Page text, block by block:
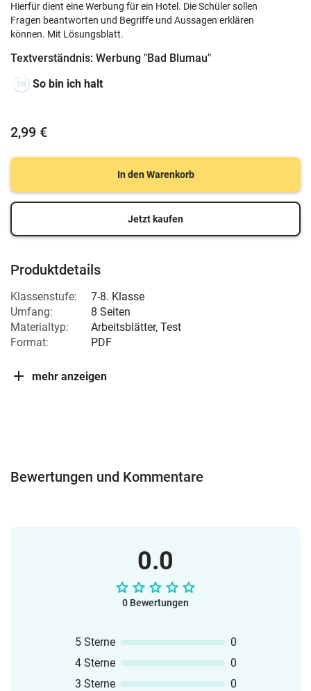
Hierfür dient eine Werbung für ein Hotel. Die Schüler sollen
Fragen beantworten und Begriffe und Aussagen erklären
können. Mit Lösungsblatt.
Textverständnis: Werbung "Bad Blumau"
So bin ich halt
2,99 €
In den Warenkorb
Jetzt kaufen
Produktdetails
Klassenstufe:
7-8. Klasse
Umfang:
8 Seiten
Materialtyp:
Arbeitsblätter, Test
Format:
PDF
mehr anzeigen
Bewertungen und Kommentare
0.0
0 Bewertungen
5 Sterne
0
4 Sterne
0
3 Sterne
0